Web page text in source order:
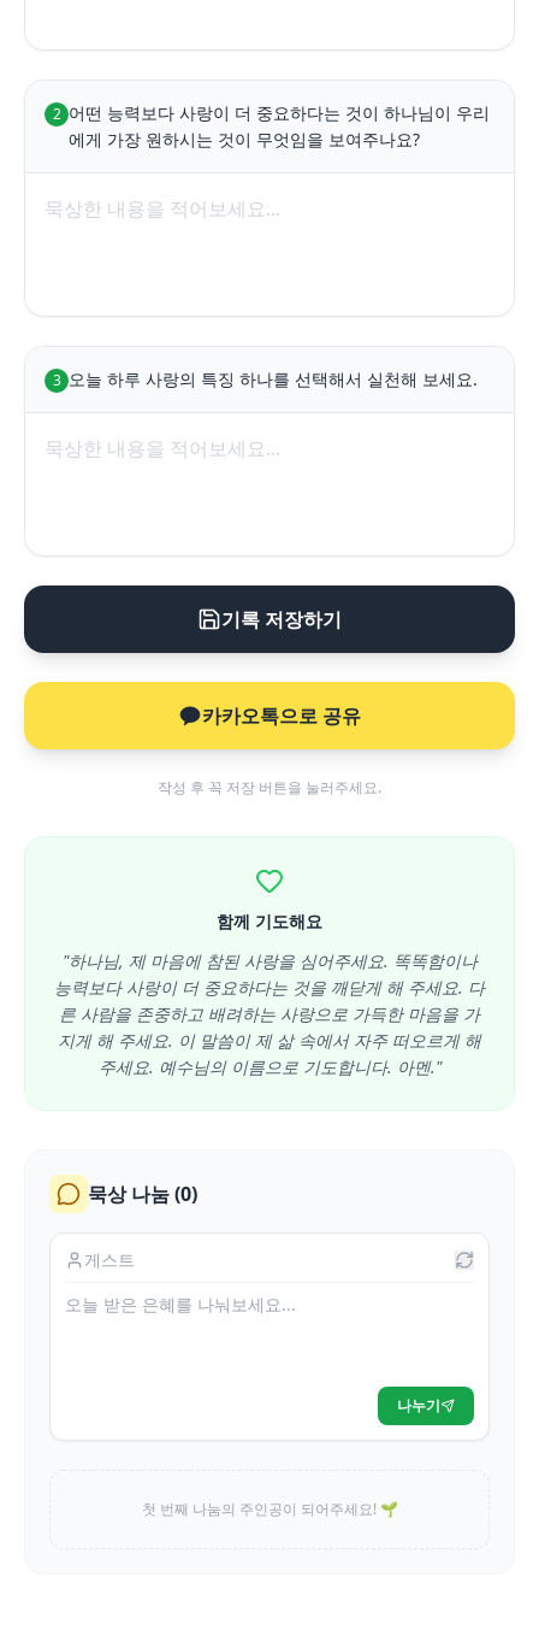
2 어떤 능력보다 사랑이 더 중요하다는 것이 하나님이 우리
에게 가장 원하시는 것이 무엇임을 보여주나요?
3 오늘 하루 사랑의 특징 하나를 선택해서 실천해 보세요.
기록 저장하기
카카오톡으로 공유
작성 후 꼭 저장 버튼을 눌러주세요.
함께 기도해요
"하나님, 제 마음에 참된 사랑을 심어주세요. 똑똑함이나
능력보다 사랑이 더 중요하다는 것을 깨닫게 해 주세요. 다
른 사람을 존중하고 배려하는 사랑으로 가득한 마음을 가
지게 해 주세요. 이 말씀이 제 삶 속에서 자주 떠오르게 해
주세요. 예수님의 이름으로 기도합니다. 아멘."
묵상 나눔 (0)
나누기
첫 번째 나눔의 주인공이 되어주세요! 🌱